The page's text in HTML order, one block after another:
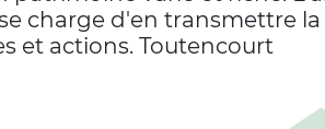
charge d'en transmettre
et actions. Toutencourt